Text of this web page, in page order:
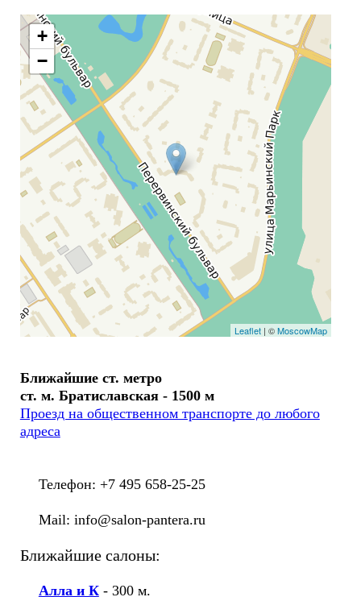
+
−
Leaflet| ©MoscowMap
Ближайшие ст. метро
ст. м. Братиславская - 1500 м
Проезд на общественном транспорте до любого
адреса
Телефон: +7 495 658-25-25
Mail: info@salon-pantera.ru
Ближайшие салоны:
Алла и К- 300 м.